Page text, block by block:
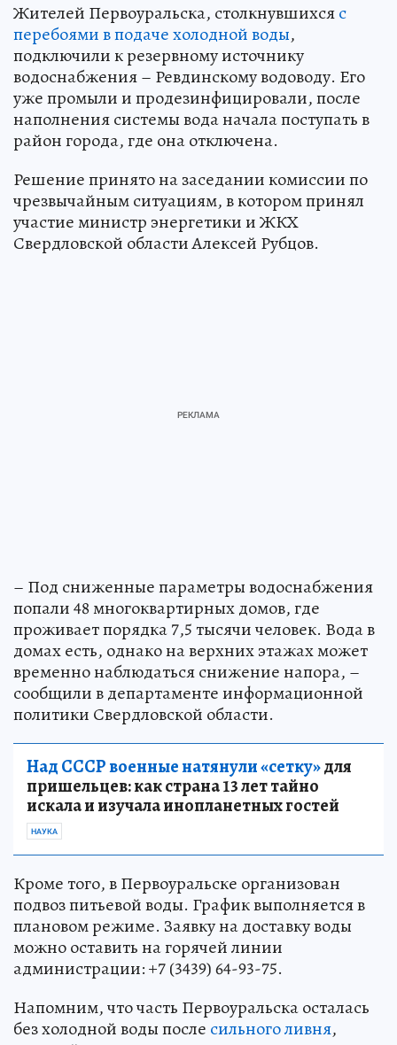
Жителей Первоуральска, столкнувшихсяс
перебоями в подаче холодной воды,
подключили к резервному источнику
водоснабжения – Ревдинскому водоводу. Его
уже промыли и продезинфицировали, после
наполнения системы вода начала поступать в
район города, где она отключена.
Решение принято на заседании комиссии по
чрезвычайным ситуациям, в котором принял
участие министр энергетики и ЖКХ
Свердловской области Алексей Рубцов.
– Под сниженные параметры водоснабжения
попали 48 многоквартирных домов, где
проживает порядка 7,5 тысячи человек. Вода в
домах есть, однако на верхних этажах может
временно наблюдаться снижение напора, –
сообщили в департаменте информационной
политики Свердловской области.
Над СССР военные натянули «сетку»для
пришельцев: как страна 13 лет тайно
искала и изучала инопланетных гостей
НАУКА
Кроме того, в Первоуральске организован
подвоз питьевой воды. График выполняется в
плановом режиме. Заявку на доставку воды
можно оставить на горячей линии
администрации: +7 (3439) 64-93-75.
Напомним, что часть Первоуральска осталась
без холодной воды после сильного ливня,